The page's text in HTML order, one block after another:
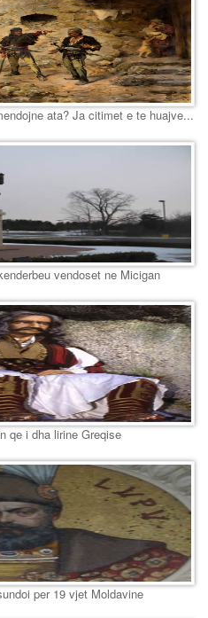
ata? Ja citimet e te huajve...
vendoset ne Micigan
qe i dha lirine Greqise
per 19 vjet Moldavine